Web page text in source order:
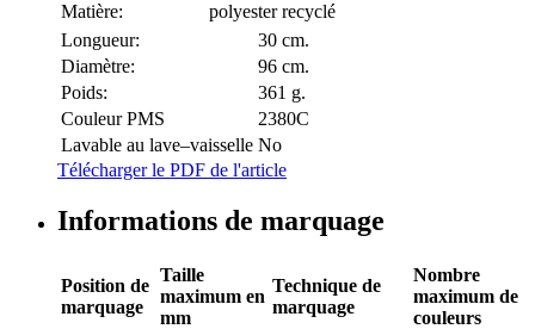
Matière:
polyester recyclé
Longueur:
30 cm.
Diamètre:
96 cm.
Poids:
361 g.
Couleur PMS
2380C
Lavable au lave–vaisselle No
Télécharger le PDF de l'article
Informations de marquage
Position de
marquage
Taille
maximum en
mm
Technique de
marquage
Nombre
maximum de
couleurs